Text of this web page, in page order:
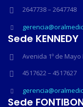
2647738 – 2647748
Sede KENNEDY
Avenida 1º de Mayo
4517622 – 4517627
Sede